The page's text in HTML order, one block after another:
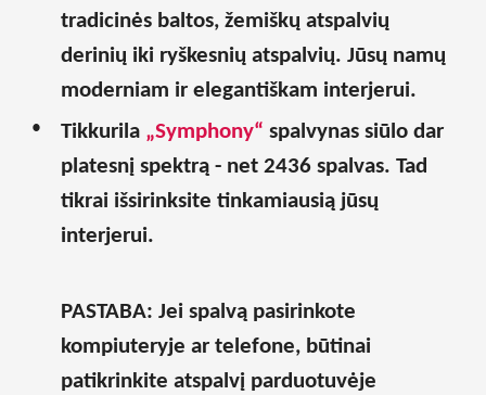
tradicinės baltos, žemiškų atspalvių
derinių iki ryškesnių atspalvių. Jūsų namų
moderniam ir elegantiškam interjerui.
Tikkurila „Symphony“ spalvynas siūlo dar
platesnį spektrą - net 2436 spalvas. Tad
tikrai išsirinksite tinkamiausią jūsų
interjerui.
PASTABA: Jei spalvą pasirinkote
kompiuteryje ar telefone, būtinai
patikrinkite atspalvį parduotuvėje